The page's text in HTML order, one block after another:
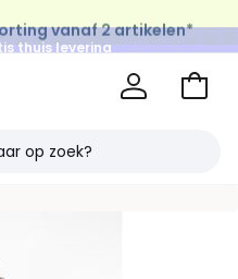
thuis levering
aankopen
Naar